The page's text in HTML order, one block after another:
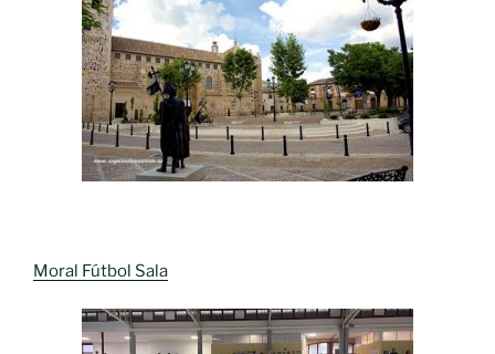
Moral Fútbol Sala